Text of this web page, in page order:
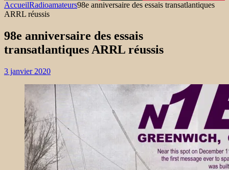
AccueilRadioamateurs98e anniversaire des essais transatlantiques
ARRL réussis
98e anniversaire des essais
transatlantiques ARRL réussis
3 janvier 2020